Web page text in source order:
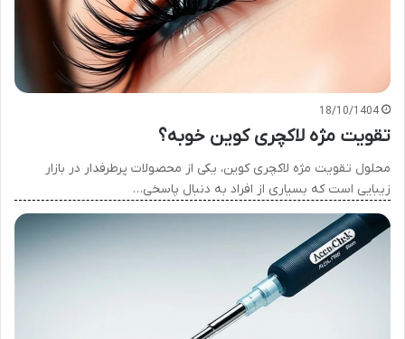
18/10/1404
تقویت مژه لاکچری کوین خوبه؟
محلول تقویت مژه لاکچری کوین، یکی از محصولات پرطرفدار در بازار
زیبایی است که بسیاری از افراد به دنبال پاسخی…